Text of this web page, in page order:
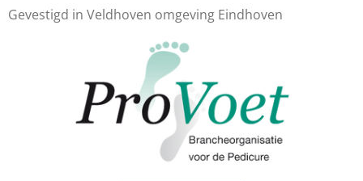
Gevestigd in Veldhoven omgeving Eindhoven